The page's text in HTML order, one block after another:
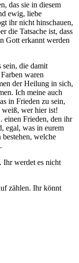
das sie in diesem
ewig, liebe
ihr nicht hinschauen,
die Tatsache ist, dass
Gott erkannt werden
sein, die damit
waren
der Heilung in sich,
Ich meine auch
in Frieden zu sein,
weiß, wer hier ist!
einen Frieden, den ihr
egal, was in eurem
welche
Ihr werdet es nicht
zählen. Ihr könnt